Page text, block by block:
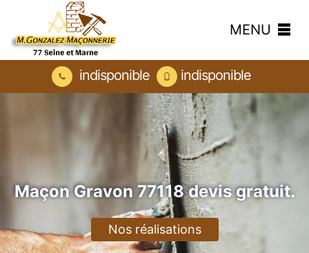
MENU
indisponible indisponible
Maçon Gravon 77118 devis gratuit.
Nos réalisations